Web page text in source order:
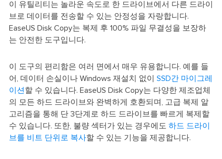
이 유틸리티는 놀라운 속도로 한 드라이브에서 다른 드라이
브로 데이터를 전송할 수 있는 안정성을 자랑합니다.
EaseUS Disk Copy는 복제 후 100% 파일 무결성을 보장하
는 안전한 도구입니다.
이 도구의 편리함은 여러 면에서 매우 유용합니다. 예를 들
어, 데이터 손실이나 Windows 재설치 없이 SSD간 마이그레
이션할 수 있습니다. EaseUS Disk Copy는 다양한 제조업체
의 모든 하드 드라이브와 완벽하게 호환되며, 고급 복제 알
고리즘을 통해 단 3단계로 하드 드라이브를 빠르게 복제할
수 있습니다. 또한, 불량 섹터가 있는 경우에도 하드 드라이
브를 비트 단위로 복사할 수 있는 기능을 제공합니다.